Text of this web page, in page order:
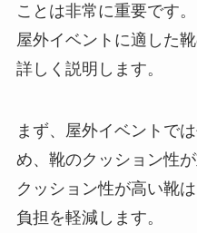
ことは非常に重要です。
屋外イベントに適した
詳しく説明します。
まず、屋外イベントで
め、靴のクッション性が
クッション性が高い靴
負担を軽減します。